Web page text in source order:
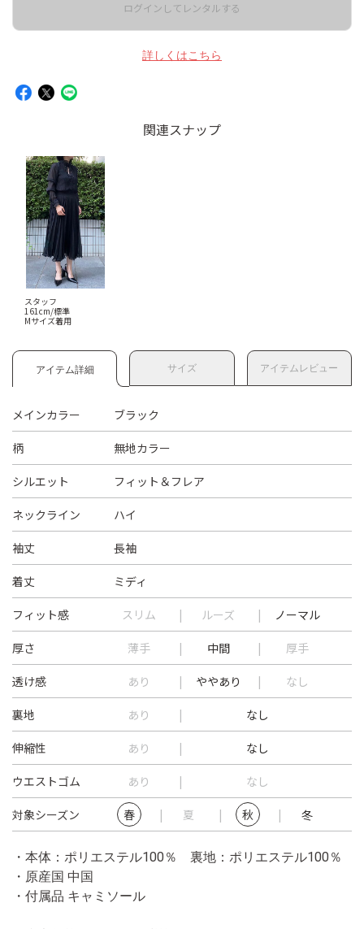
ログインしてレンタルする
詳しくはこちら
関連スナップ
スタッフ
161cm/標準
Mサイズ着用
アイテム詳細 サイズ アイテムレビュー
メインカラー ブラック
柄 無地カラー
シルエット フィット＆フレア
ネックライン ハイ
袖丈 長袖
着丈 ミディ
フィット感 スリム ルーズ ノーマル
厚さ 薄手 中間 厚手
透け感 あり ややあり なし
裏地 あり なし
伸縮性 あり なし
ウエストゴム あり なし
対象シーズン 春 夏 秋 冬
・本体：ポリエステル100％ 裏地：ポリエステル100％
・原産国 中国
・付属品 キャミソール